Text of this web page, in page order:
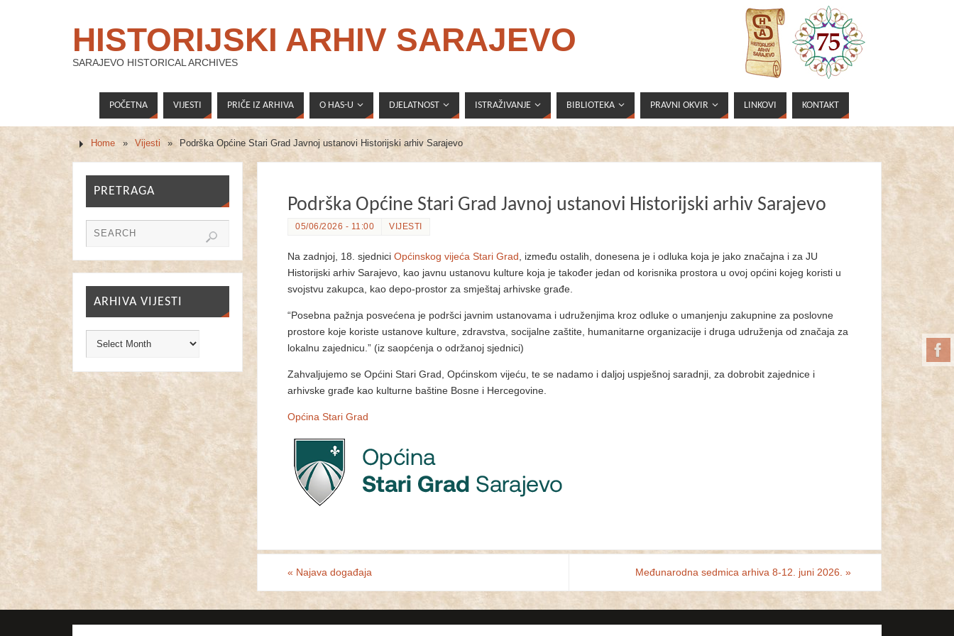
HISTORIJSKI ARHIV SARAJEVO
SARAJEVO HISTORICAL ARCHIVES
POČETNA VIJESTI PRIČE IZ ARHIVA O HAS-U DJELATNOST ISTRAŽIVANJE BIBLIOTEKA PRAVNI OKVIR LINKOVI KONTAKT
Home » Vijesti » Podrška Općine Stari Grad Javnoj ustanovi Historijski arhiv Sarajevo
Podrška Općine Stari Grad Javnoj ustanovi Historijski arhiv Sarajevo
05/06/2026 - 11:00 VIJESTI
Na zadnjoj, 18. sjednici Općinskog vijeća Stari Grad , između ostalih, donesena je i odluka koja je jako značajna i za JU
Historijski arhiv Sarajevo, kao javnu ustanovu kulture koja je također jedan od korisnika prostora u ovoj općini kojeg koristi u
svojstvu zakupca, kao depo-prostor za smještaj arhivske građe.
“Posebna pažnja posvećena je podršci javnim ustanovama i udruženjima kroz odluke o umanjenju zakupnine za poslovne
prostore koje koriste ustanove kulture, zdravstva, socijalne zaštite, humanitarne organizacije i druga udruženja od značaja za
lokalnu zajednicu.” (iz saopćenja o održanoj sjednici)
Zahvaljujemo se Općini Stari Grad, Općinskom vijeću, te se nadamo i daljoj uspješnoj saradnji, za dobrobit zajednice i
arhivske građe kao kulturne baštine Bosne i Hercegovine.
Općina Stari Grad
« Najava događaja Međunarodna sedmica arhiva 8-12. juni 2026. »
PRETRAGA
ARHIVA VIJESTI